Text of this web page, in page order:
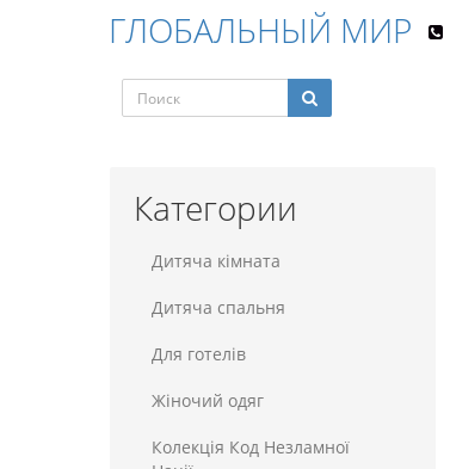
ГЛОБАЛЬНЫЙ МИР
Категории
Дитяча кімната
Дитяча спальня
Для готелiв
Жіночий одяг
Колекція Код Незламної